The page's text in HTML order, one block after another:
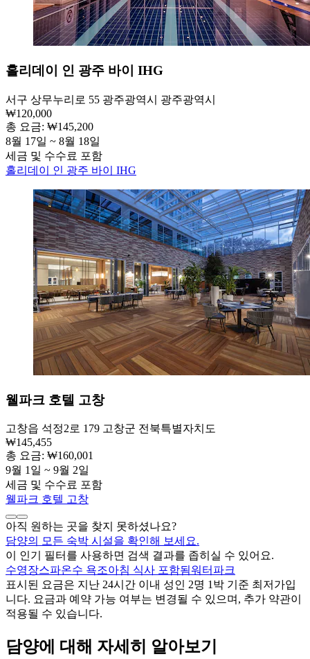
홀리데이 인 광주 바이 IHG
서구 상무누리로 55 광주광역시 광주광역시
₩120,000
총 요금: ₩145,200
8월 17일 ~ 8월 18일
세금 및 수수료 포함
홀리데이 인 광주 바이 IHG
웰파크 호텔 고창
고창읍 석정2로 179 고창군 전북특별자치도
₩145,455
총 요금: ₩160,001
9월 1일 ~ 9월 2일
세금 및 수수료 포함
웰파크 호텔 고창
아직 원하는 곳을 찾지 못하셨나요?
담양의 모든 숙박 시설을 확인해 보세요.
이 인기 필터를 사용하면 검색 결과를 좁히실 수 있어요.
수영장스파온수 욕조아침 식사 포함됨워터파크
표시된 요금은 지난 24시간 이내 성인 2명 1박 기준 최저가입
니다. 요금과 예약 가능 여부는 변경될 수 있으며, 추가 약관이
적용될 수 있습니다.
담양에 대해 자세히 알아보기